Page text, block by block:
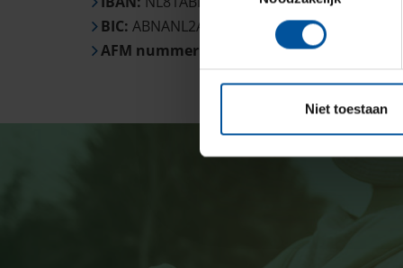
Niet toestaan
BIC: ABNANL2A
AFM nummer: